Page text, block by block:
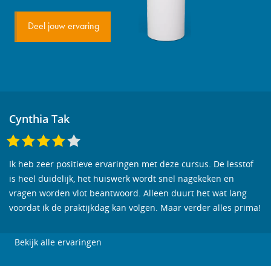
Deel jouw ervaring
Cynthia Tak
Ik heb zeer positieve ervaringen met deze cursus. De lesstof
is heel duidelijk, het huiswerk wordt snel nagekeken en
vragen worden vlot beantwoord. Alleen duurt het wat lang
voordat ik de praktijkdag kan volgen. Maar verder alles prima!
Bekijk alle ervaringen